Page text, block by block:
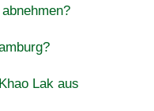
Lak aus